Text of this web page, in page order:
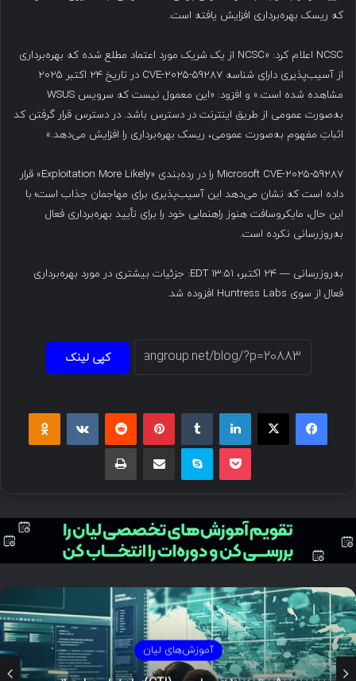
که ریسک بهره‌برداری افزایش یافته است.
NCSC اعلام کرد: «NCSC از یک شریک مورد اعتماد مطلع شده که بهره‌برداری
از آسیب‌پذیری دارای شناسه CVE-2025-59287 در تاریخ ۲۴ اکتبر ۲۰۲۵
مشاهده شده است.» و افزود: «این معمول نیست که سرویس WSUS
به‌صورت عمومی از طریق اینترنت در دسترس باشد. در دسترس قرار گرفتن کد
اثباتِ مفهوم به‌صورت عمومی، ریسک بهره‌برداری را افزایش می‌دهد.»
Microsoft CVE-2025-59287 را در رده‌بندی «Exploitation More Likely» قرار
داده است که نشان می‌دهد این آسیب‌پذیری برای مهاجمان جذاب است؛ با
این حال، مایکروسافت هنوز راهنمایی خود را برای تأیید بهره‌برداری فعال
به‌روزرسانی نکرده است.
به‌روزرسانی — ۲۴ اکتبر، ۱۳:۵۱ EDT: جزئیات بیشتری در مورد بهره‌برداری
فعال از سوی Huntress Labs افزوده شد.
کپی لینک
فیسبوک ایکس لینکداین پینتریست
پاکت اسکایپ چاپ
مستند